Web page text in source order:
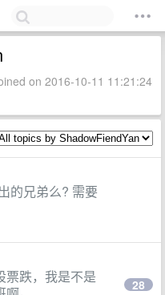
on 2016-10-11 11:21:24
的兄弟么? 需要
票跌，我是不是
28